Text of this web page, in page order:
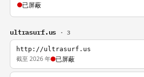
已屏蔽
ultrasurf.us · 3
http://ultrasurf.us
截至 2026 年 已屏蔽